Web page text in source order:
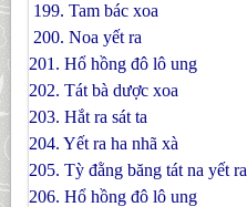
199. Tam bác xoa
200. Noa yết ra
201. Hổ hồng đô lô ung
202. Tát bà dược xoa
203. Hắt ra sát ta
204. Yết ra ha nhã xà
205. Tỳ đằng băng tát na yết ra
206. Hổ hồng đô lô ung